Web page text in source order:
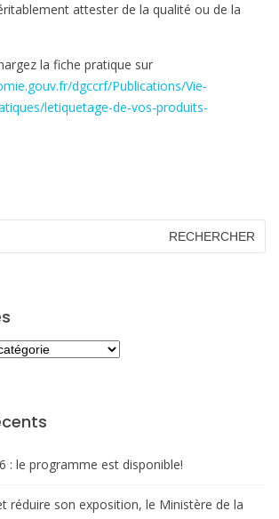
attester de la qualité ou de la
la fiche pratique sur
dgccrf/Publications/Vie-
letiquetage-de-vos-produits-
: le programme est disponible!
réduire son exposition, le Ministère de la